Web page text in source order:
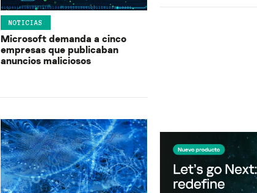
NOTICIAS
Microsoft demanda a cinco
empresas que publicaban
anuncios maliciosos